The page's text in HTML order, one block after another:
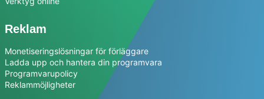
Reklam
Monetiseringslösningar för förläggare
Ladda upp och hantera din programvara
Programvarupolicy
Reklammöjligheter